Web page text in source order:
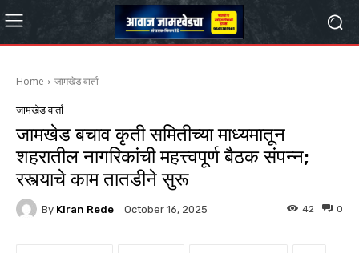
Home जामखेड वार्ता
जामखेड वार्ता
जामखेड बचाव कृती समितीच्या माध्यमातून
शहरातील नागरिकांची महत्त्वपूर्ण बैठक संपन्न;
रस्त्याचे काम तातडीने सुरू
By Kiran Rede October 16, 2025 0
42